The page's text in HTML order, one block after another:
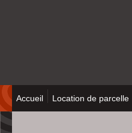
Accueil Location de parcelle